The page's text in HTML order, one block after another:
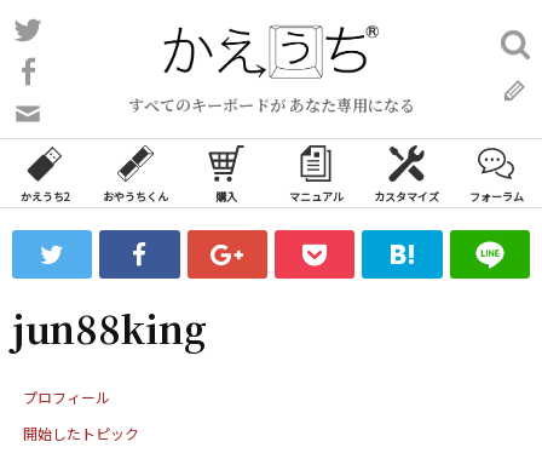
コ
ン
ン
ツ
ス
ッ
プ
すべてのキーボードが あなた専用になる
い
合
わ
フ
ォ
ム
検
索:
かえうち2 おやうちくん 購入 マニュアル カスタマイズ フォーラム
jun88king
プロフィール
開始したトピック